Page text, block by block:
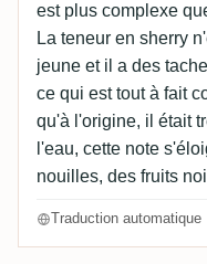
est plus complexe
La teneur en sherry
jeune et il a des
ce qui est tout à fait
qu'à l'origine, il était
l'eau, cette note
nouilles, des fruits
Traduction automatique